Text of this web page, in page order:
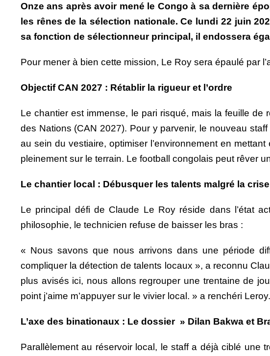
Onze ans après avoir mené le Congo à sa dernière
les rênes de la sélection nationale. Ce lundi 22 juin
sa fonction de sélectionneur principal, il endossera
Pour mener à bien cette mission, Le Roy sera épaulé par
Objectif CAN 2027 : Rétablir la rigueur et l’ordre
Le chantier est immense, le pari risqué, mais la feuille de
des Nations (CAN 2027). Pour y parvenir, le nouveau
au sein du vestiaire, optimiser l’environnement en
pleinement sur le terrain. Le football congolais peut rêver
Le chantier local : Débusquer les talents malgré la crise
Le principal défi de Claude Le Roy réside dans l’état
philosophie, le technicien refuse de baisser les bras :
« Nous savons que nous arrivons dans une période
compliquer la détection de talents locaux », a reconnu
plus avisés ici, nous allons regrouper une trentaine de
point j’aime m’appuyer sur le vivier local. » a renchéri Leroy.
L’axe des binationaux : Le dossier » Dilan Bakwa et
Parallèlement au réservoir local, le staff a déjà ciblé une